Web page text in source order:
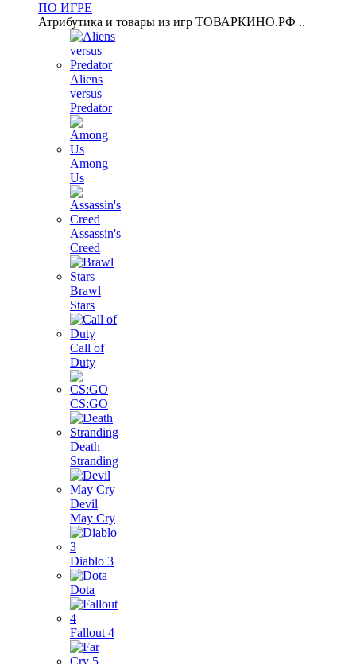
ПО ИГРЕ
Атрибутика и товары из игр ТОВАРКИНО.РФ ..
Aliens
versus
Predator
Among
Us
Assassin's
Creed
Brawl
Stars
Call of
Duty
CS:GO
Death
Stranding
Devil
May Cry
Diablo 3
Dota
Fallout 4